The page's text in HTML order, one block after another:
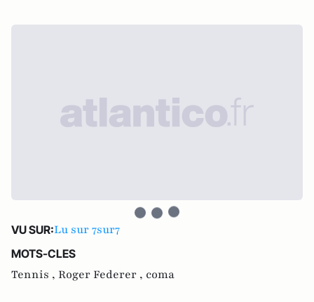
VU SUR:Lu sur 7sur7
MOTS-CLES
Tennis , Roger Federer , coma